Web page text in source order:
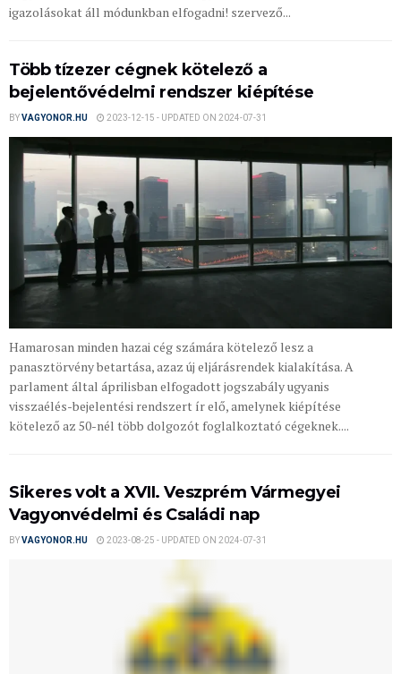
igazolásokat áll módunkban elfogadni! szervező...
Több tízezer cégnek kötelező a
bejelentővédelmi rendszer kiépítése
BYVAGYONOR.HU 2023-12-15 - UPDATED ON 2024-07-31
Hamarosan minden hazai cég számára kötelező lesz a
panasztörvény betartása, azaz új eljárásrendek kialakítása. A
parlament által áprilisban elfogadott jogszabály ugyanis
visszaélés-bejelentési rendszert ír elő, amelynek kiépítése
kötelező az 50-nél több dolgozót foglalkoztató cégeknek....
Sikeres volt a XVII. Veszprém Vármegyei
Vagyonvédelmi és Családi nap
BYVAGYONOR.HU 2023-08-25 - UPDATED ON 2024-07-31